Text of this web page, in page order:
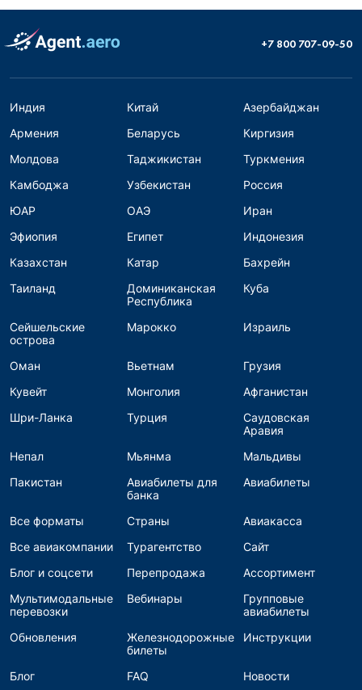
+7 800 707-09-50
Индия Китай
Азербайджан
Армения
Беларусь
Киргизия
Молдова
Таджикистан
Туркмения
Камбоджа
Узбекистан
Россия
ЮАР
ОАЭ
Иран
Эфиопия
Египет
Индонезия
Казахстан
Катар
Бахрейн
Таиланд
Доминиканская
Республика
Куба
Сейшельские
острова
Марокко Израиль
Оман Вьетнам
Грузия
Кувейт
Монголия
Афганистан
Шри-Ланка
Турция
Саудовская
Аравия
Непал
Мьянма
Мальдивы
Пакистан
Авиабилеты для
банка
Авиабилеты
Все форматы Страны
Авиакасса
Все авиакомпании
Турагентство
Сайт
Блог и соцсети
Перепродажа
Ассортимент
Мультимодальные
перевозки
Вебинары
Групповые
авиабилеты
Обновления
Железнодорожные
билеты
Инструкции
Блог FAQ
Новости